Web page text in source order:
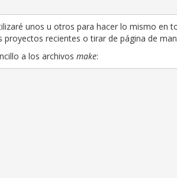
unos u otros para hacer lo mismo en
recientes o tirar de página de
a los archivos make: